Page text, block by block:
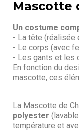
Mascotte
Un costume
- La tête (réalisée
- Le corps (avec
- Les gants et les
En fonction du
mascotte, ces
La Mascotte de
polyester
température et